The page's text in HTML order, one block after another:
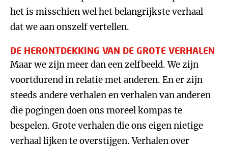
het is misschien wel het belangrijkste verhaal
dat we aan onszelf vertellen.
DE HERONTDEKKING VAN DE GROTE VERHALEN
Maar we zijn meer dan een zelfbeeld. We zijn
voortdurend in relatie met anderen. En er zijn
steeds andere verhalen en verhalen van anderen
die pogingen doen ons moreel kompas te
bespelen. Grote verhalen die ons eigen nietige
verhaal lijken te overstijgen. Verhalen over